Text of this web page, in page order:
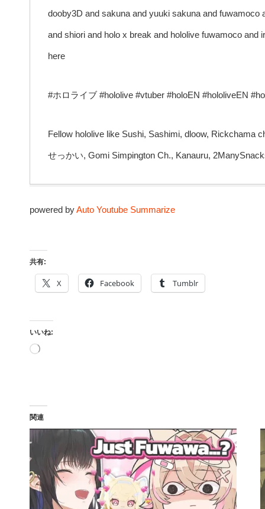
dooby3D and sakuna and yuuki sakuna and
and shiori and holo x break and hololive fuwamoco
here
#ホロライブ #hololive #vtuber #holoEN #hololiveEN
Fellow hololive like Sushi, Sashimi, dloow, Rickchama
せっかい, Gomi Simpington Ch., Kanauru,
powered byAuto Youtube Summarize
共有:
X Facebook Tumblr
いいね:
読
み
関連